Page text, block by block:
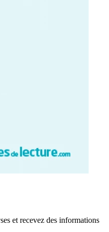
et recevez des informations